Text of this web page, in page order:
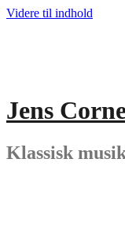
Videre til indhold
Jens
Klassisk